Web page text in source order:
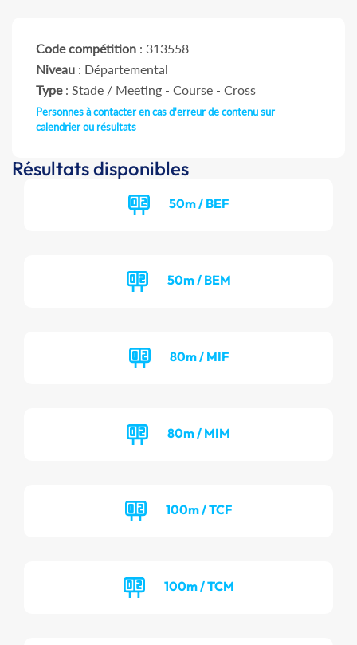
Code compétition : 313558
Niveau : Départemental
Type: Stade / Meeting - Course - Cross
Personnes à contacter en cas d'erreur de contenu sur
calendrier ou résultats
Résultats disponibles
50m / BEF
50m / BEM
80m / MIF
80m / MIM
100m / TCF
100m / TCM